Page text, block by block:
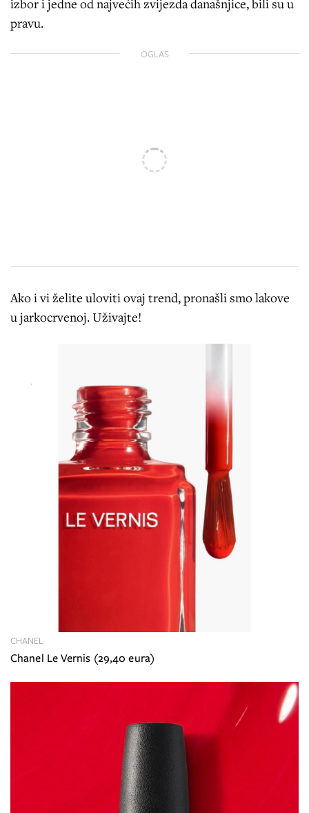
izbor i jedne od najvećih zvijezda današnjice, bili su u
pravu.
OGLAS
Ako i vi želite uloviti ovaj trend, pronašli smo lakove
u jarkocrvenoj. Uživajte!
Chanel Le Vernis (29,40 eura)
CHANEL